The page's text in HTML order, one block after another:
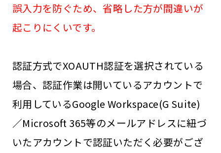
誤入力を防ぐため、省略した方が間違いが
起こりにくいです。
認証方式でXOAUTH認証を選択されている
場合、認証作業は開いているアカウントで
利用しているGoogle Workspace(G Suite)
／Microsoft 365等のメールアドレスに紐づ
いたアカウントで認証いただく必要がござ